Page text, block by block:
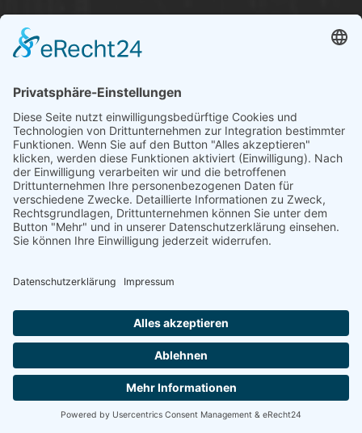
Informationen aus Politik – Wirtschaft – Kultur – Umwelt –
Gesellschaft - Polizei und Feuerwehr – für die Region Bayern
Als regionales Unternehmen sind wir für Sie der direkte
Ansprechpartner, wenn es um die Online-Vermarktung Ihrer
Produkte und Dienstleistungen geht. Wir würden gerne für
Sie diese Aufgabe übernehmen.